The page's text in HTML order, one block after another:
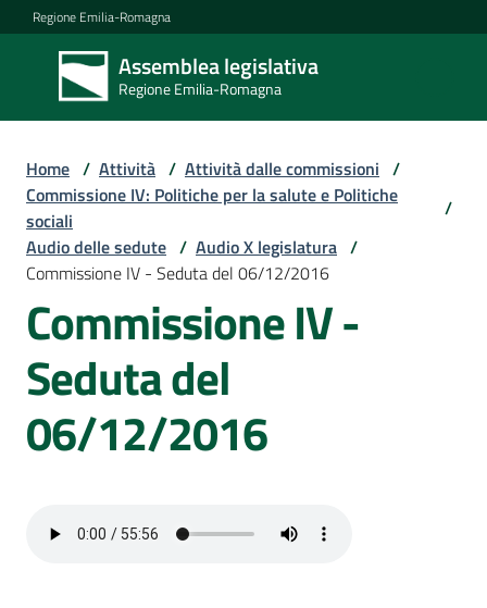
Vai al contenuto
Vai alla navigazione
Vai al footer
Regione Emilia-Romagna
Assemblea legislativa
Regione Emilia-Romagna
Assemblea
legislativa
Regione Emilia-
Assemblea
Attività
media
Home / Attività / Attività dalle commissioni /
Commissione IV: Politiche per la salute e Politiche
sociali
/
Audio delle sedute / Audio X legislatura /
Commissione IV - Seduta del 06/12/2016
Commissione IV -
Seduta del
06/12/2016